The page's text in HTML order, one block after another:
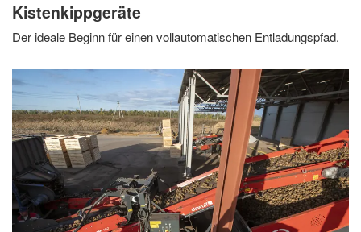
Kistenkippgeräte
Der ideale Beginn für einen vollautomatischen Entladungspfad.